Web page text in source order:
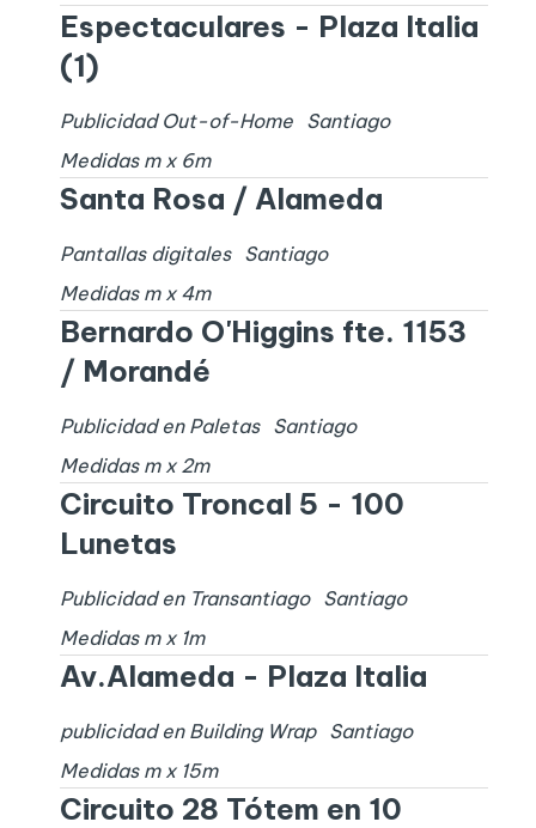
Espectaculares - Plaza Italia
(1)
Publicidad Out-of-Home
Santiago
Medidas m x 6m
Santa Rosa / Alameda
Pantallas digitales
Santiago
Medidas m x 4m
Bernardo O'Higgins fte. 1153
/ Morandé
Publicidad en Paletas
Santiago
Medidas m x 2m
Circuito Troncal 5 - 100
Lunetas
Publicidad en Transantiago
Santiago
Medidas m x 1m
Av.Alameda - Plaza Italia
publicidad en Building Wrap
Santiago
Medidas m x 15m
Circuito 28 Tótem en 10